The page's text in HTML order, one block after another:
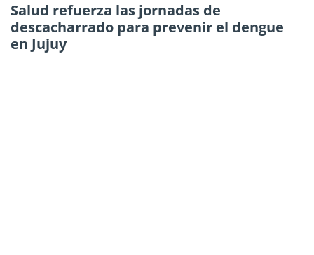
Salud refuerza las jornadas de
descacharrado para prevenir el dengue
en Jujuy